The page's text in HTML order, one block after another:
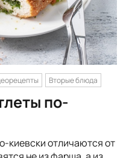
Вторые блюда
по-
киевски отличаются от